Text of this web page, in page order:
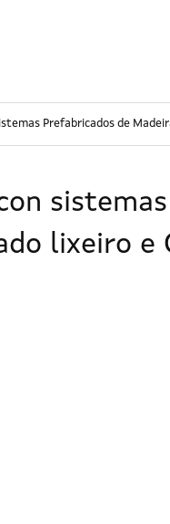
Prefabricados de
lixeiro e